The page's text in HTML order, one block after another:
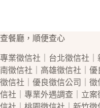
查餐廳，順便查心
專業徵信社 台北徵信社
南徵信社
高雄徵信社 ｜優
徵信社 ｜優良徵信公司 徵
信社 ｜專業外遇調查｜立案